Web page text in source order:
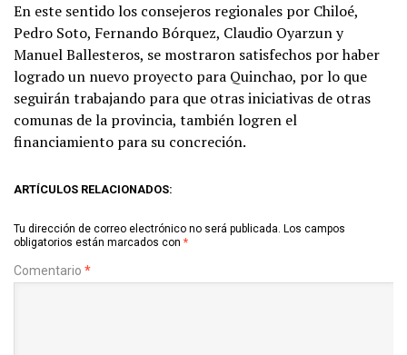
En este sentido los consejeros regionales por Chiloé,
Pedro Soto, Fernando Bórquez, Claudio Oyarzun y
Manuel Ballesteros, se mostraron satisfechos por haber
logrado un nuevo proyecto para Quinchao, por lo que
seguirán trabajando para que otras iniciativas de otras
comunas de la provincia, también logren el
financiamiento para su concreción.
ARTÍCULOS RELACIONADOS:
Tu dirección de correo electrónico no será publicada. Los campos
obligatorios están marcados con *
Comentario *